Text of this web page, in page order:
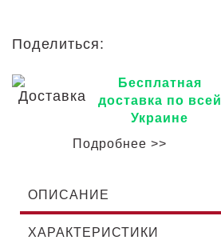
Поделиться:
Бесплатная
доставка по всей
Украине
Подробнее >>
ОПИСАНИЕ
ХАРАКТЕРИСТИКИ